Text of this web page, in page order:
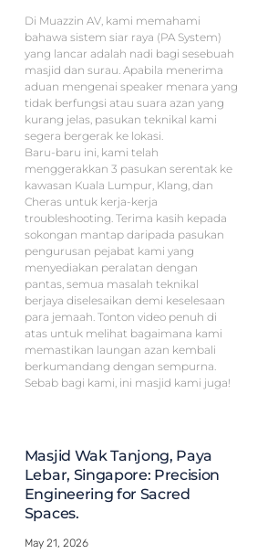
Di Muazzin AV, kami memahami
bahawa sistem siar raya (PA System)
yang lancar adalah nadi bagi sesebuah
masjid dan surau. Apabila menerima
aduan mengenai speaker menara yang
tidak berfungsi atau suara azan yang
kurang jelas, pasukan teknikal kami
segera bergerak ke lokasi.
Baru-baru ini, kami telah
menggerakkan 3 pasukan serentak ke
kawasan Kuala Lumpur, Klang, dan
Cheras untuk kerja-kerja
troubleshooting. Terima kasih kepada
sokongan mantap daripada pasukan
pengurusan pejabat kami yang
menyediakan peralatan dengan
pantas, semua masalah teknikal
berjaya diselesaikan demi keselesaan
para jemaah. Tonton video penuh di
atas untuk melihat bagaimana kami
memastikan laungan azan kembali
berkumandang dengan sempurna.
Sebab bagi kami, ini masjid kami juga!
Masjid Wak Tanjong, Paya
Lebar, Singapore: Precision
Engineering for Sacred
Spaces.
May 21, 2026